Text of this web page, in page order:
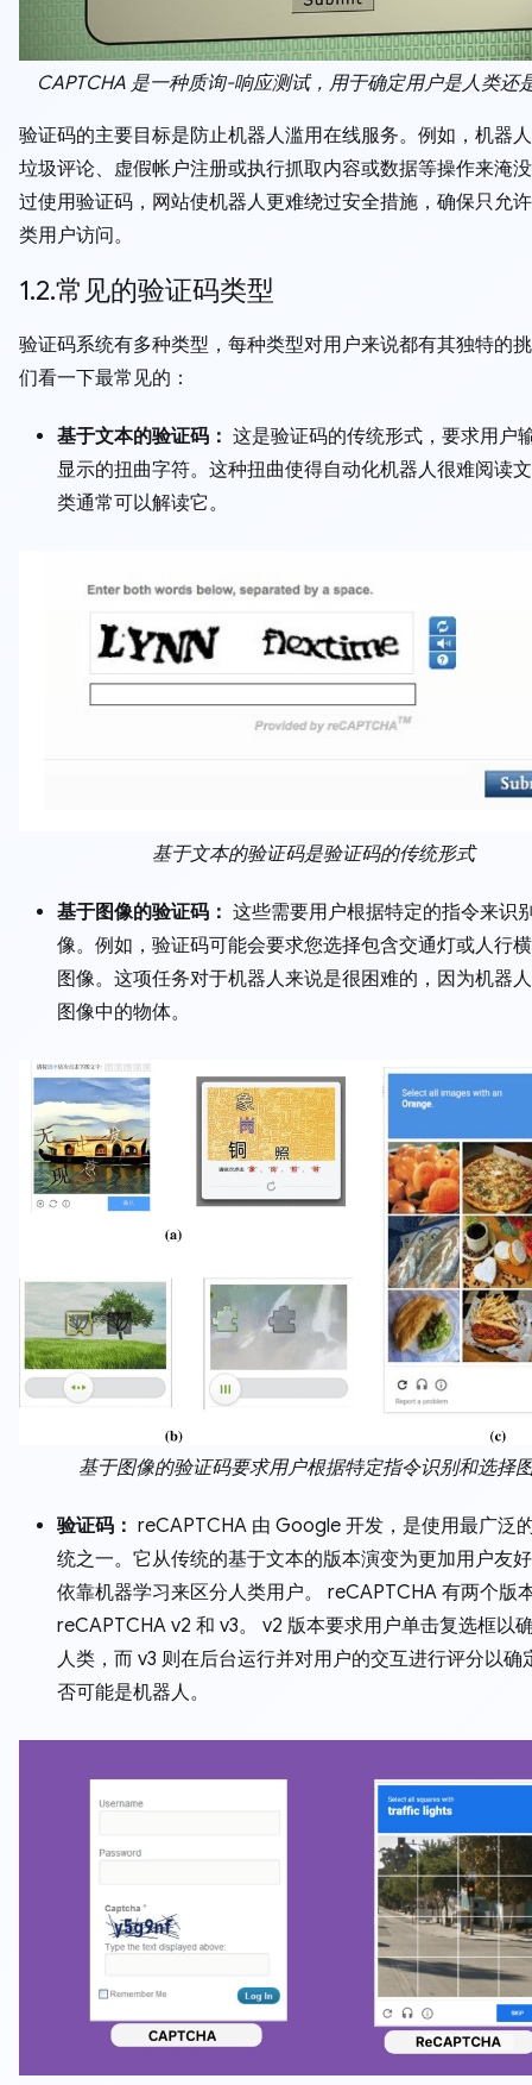
CAPTCHA 是一种质询-响应测试，用于确定用户是人类还
验证码的主要目标是防止机器人滥用在线服务。例如，机器
垃圾评论、虚假帐户注册或执行抓取内容或数据等操作来淹
过使用验证码，网站使机器人更难绕过安全措施，确保只允
类用户访问。
1.2.常见的验证码类型
验证码系统有多种类型，每种类型对用户来说都有其独特的
们看一下最常见的：
基于文本的验证码： 这是验证码的传统形式，要求用户
显示的扭曲字符。这种扭曲使得自动化机器人很难阅读
类通常可以解读它。
基于文本的验证码是验证码的传统形式
基于图像的验证码： 这些需要用户根据特定的指令来识
像。例如，验证码可能会要求您选择包含交通灯或人行
图像。这项任务对于机器人来说是很困难的，因为机器
图像中的物体。
基于图像的验证码要求用户根据特定指令识别和选择
验证码： reCAPTCHA 由 Google 开发，是使用最广泛
统之一。它从传统的基于文本的版本演变为更加用户友
依靠机器学习来区分人类用户。 reCAPTCHA 有两个版
reCAPTCHA v2 和 v3。 v2 版本要求用户单击复选框以
人类，而 v3 则在后台运行并对用户的交互进行评分以确
否可能是机器人。